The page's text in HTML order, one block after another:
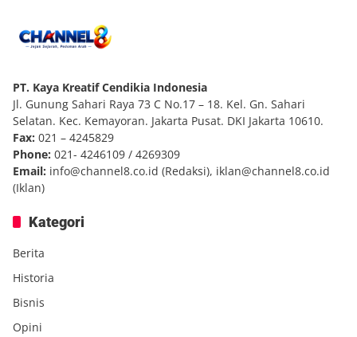
PT. Kaya Kreatif Cendikia Indonesia
Jl. Gunung Sahari Raya 73 C No.17 – 18. Kel. Gn. Sahari
Selatan. Kec. Kemayoran. Jakarta Pusat. DKI Jakarta 10610.
Fax: 021 – 4245829
Phone: 021- 4246109 / 4269309
Email: info@channel8.co.id (Redaksi), iklan@channel8.co.id
(Iklan)
Kategori
Berita
Historia
Bisnis
Opini